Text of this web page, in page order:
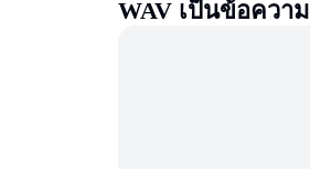
WAV เป็นข้อความ